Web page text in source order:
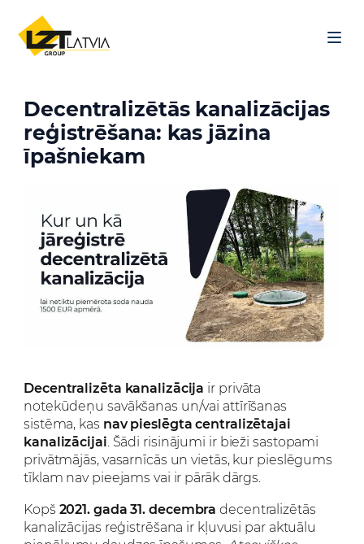
Skip to content
Menu
Decentralizētās kanalizācijas
reģistrēšana: kas jāzina
īpašniekam
Decentralizēta kanalizācija ir privāta
notekūdeņu savākšanas un/vai attīrīšanas
sistēma, kas nav pieslēgta centralizētajai
kanalizācijai. Šādi risinājumi ir bieži sastopami
privātmājās, vasarnīcās un vietās, kur pieslēgums
tīklam nav pieejams vai ir pārāk dārgs.
Kopš 2021. gada 31. decembra decentralizētās
kanalizācijas reģistrēšana ir kļuvusi par aktuālu